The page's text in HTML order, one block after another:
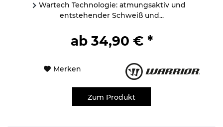
Wartech Technologie: atmungsaktiv und
entstehender Schweiß und...
ab 34,90 € *
Merken
Zum Produkt